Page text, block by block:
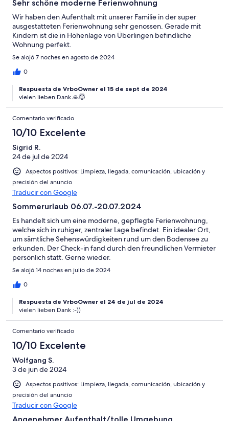
Sehr schöne moderne Ferienwohnung
Wir haben den Aufenthalt mit unserer Familie in der super
ausgestatteten Ferienwohnung sehr genossen. Gerade mit
Kindern ist die in Höhenlage von Überlingen befindliche
Wohnung perfekt.
Se alojó 7 noches en agosto de 2024
0
Respuesta de VrboOwner el 15 de sept de 2024
vielen lieben Dank 🙏😇
Comentario verificado
10/10 Excelente
Sigrid R.
24 de jul de 2024
Aspectos positivos: Limpieza, llegada, comunicación, ubicación y
precisión del anuncio
Traducir con Google
Sommerurlaub 06.07.-20.07.2024
Es handelt sich um eine moderne, gepflegte Ferienwohnung,
welche sich in ruhiger, zentraler Lage befindet. Ein idealer Ort,
um sämtliche Sehenswürdigkeiten rund um den Bodensee zu
erkunden. Der Check-in fand durch den freundlichen Vermieter
persönlich statt. Gerne wieder.
Se alojó 14 noches en julio de 2024
0
Respuesta de VrboOwner el 24 de jul de 2024
vielen lieben Dank :-))
Comentario verificado
10/10 Excelente
Wolfgang S.
3 de jun de 2024
Aspectos positivos: Limpieza, llegada, comunicación, ubicación y
precisión del anuncio
Traducir con Google